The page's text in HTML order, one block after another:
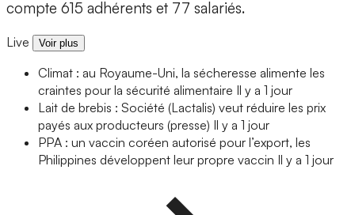
compte 615 adhérents et 77 salariés.
Live Voir plus
Climat : au Royaume-Uni, la sécheresse alimente les
craintes pour la sécurité alimentaire Il y a 1 jour
Lait de brebis : Société (Lactalis) veut réduire les prix
payés aux producteurs (presse) Il y a 1 jour
PPA : un vaccin coréen autorisé pour l’export, les
Philippines développent leur propre vaccin Il y a 1 jour